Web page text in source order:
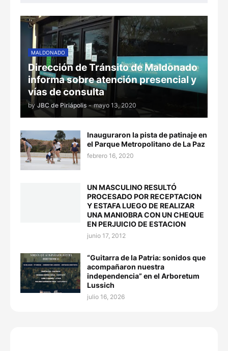
MALDONADO
Dirección de Tránsito de Maldonado
informa sobre atención presencial y
vías de consulta
by JBC de Piriápolis - mayo 13, 2020
Inauguraron la pista de patinaje en
el Parque Metropolitano de La Paz
febrero 16, 2020
UN MASCULINO RESULTÓ
PROCESADO POR RECEPTACION
Y ESTAFA LUEGO DE REALIZAR
UNA MANIOBRA CON UN CHEQUE
EN PERJUICIO DE ESTACION
junio 17, 2012
“Guitarra de la Patria: sonidos que
acompañaron nuestra
independencia” en el Arboretum
Lussich
julio 16, 2026